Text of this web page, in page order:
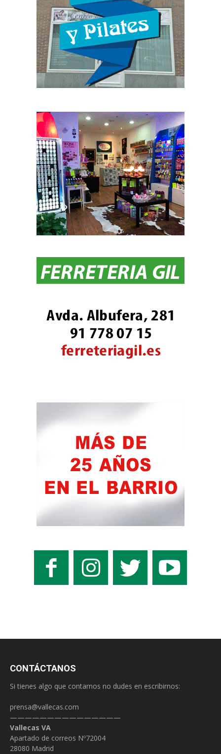
CONTÁCTANOS
Si tienes algo que contarnos no dudes en escribirnos:
prensa@vallecas.com
———————————————
Vallecas VA
Apartado de correos Nº72004
28080 Madrid